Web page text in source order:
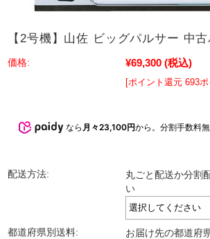
【2号機】山佐 ビッグパルサー 中
価格: ¥69,300 (税込)
[ポイント還元 693
なら 月々23,100円から。分割手数料
配送方法:
丸ごと配送か分割
い
都道府県別送料:
お届け先の都道府